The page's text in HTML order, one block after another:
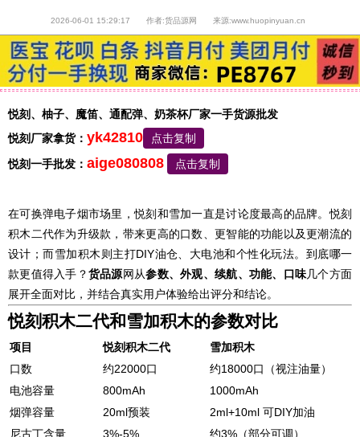
2026-06-01 15:29:17 作者:货品源网 来源:www.huopinyuan.cn
悦刻、柚子、魔笛、通配弹、奶茶杯厂家一手货源批发
悦刻厂家拿货： yk42810
点击复制
悦刻一手批发： aige080808 点击复制
在可换弹电子烟市场里，悦刻和雪加一直是讨论度最高的品牌。悦刻
积木二代作为升级款，带来更高的口数、更智能的功能以及更潮流的
设计；而雪加积木则主打DIY油仓、大电池和个性化玩法。到底哪一
款更值得入手？货品源网从参数、外观、续航、功能、口味几个方面
展开全面对比，并结合真实用户体验给出评分和结论。
悦刻积木二代和雪加积木的参数对比
项目 悦刻积木二代
雪加积木
口数
约22000口
约18000口（视注油量）
电池容量
800mAh
1000mAh
烟弹容量
20ml预装
2ml+10ml 可DIY加油
尼古丁含量
3%-5% 约3%（部分可调）